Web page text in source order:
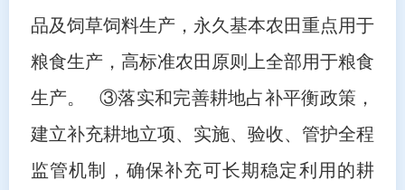
品及饲草饲料生产，永久基本农田重点用于
粮食生产，高标准农田原则上全部用于粮食
生产。 ③落实和完善耕地占补平衡政策，
建立补充耕地立项、实施、验收、管护全程
监管机制，确保补充可长期稳定利用的耕